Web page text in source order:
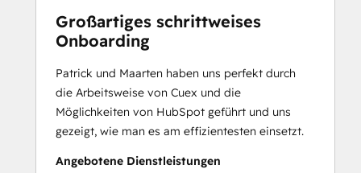
Großartiges schrittweises
Onboarding
Patrick und Maarten haben uns perfekt durch
die Arbeitsweise von Cuex und die
Möglichkeiten von HubSpot geführt und uns
gezeigt, wie man es am effizientesten einsetzt.
Angebotene Dienstleistungen